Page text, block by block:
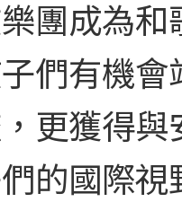
團成為
們有機
更獲得與
的國際